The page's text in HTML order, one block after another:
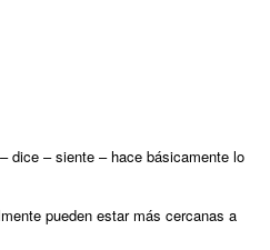
dice – siente – hace básicamente lo
pueden estar más cercanas a